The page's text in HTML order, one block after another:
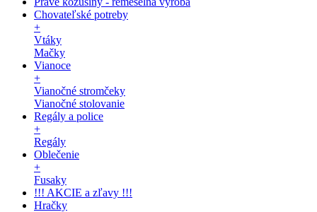
Chovateľské potreby
+
Vtáky
Mačky
Vianoce
+
Vianočné stromčeky
Vianočné stolovanie
Regály a police
+
Regály
Oblečenie
+
Fusaky
!!! AKCIE a zľavy !!!
Hračky